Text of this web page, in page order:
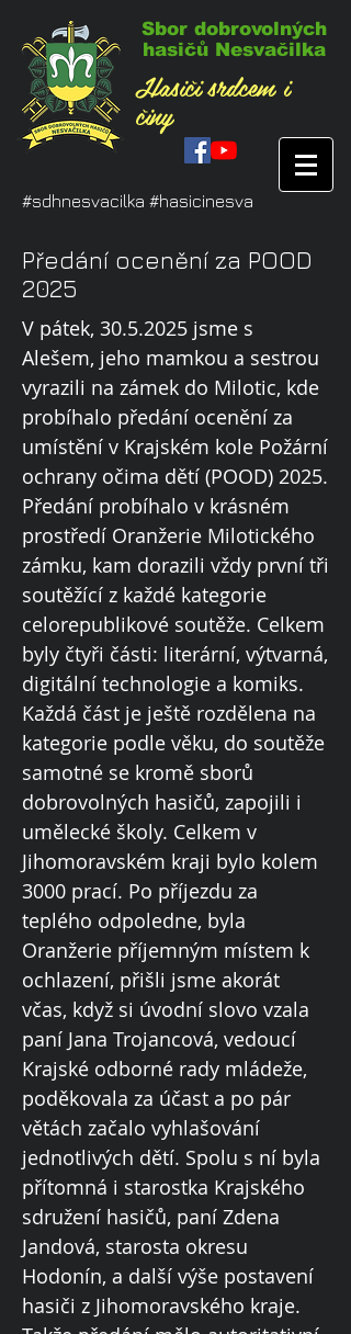
Sbor dobrovolných
hasičů Nesvačilka
Hasiči srdcem i
činy
#sdhnesvacilka #hasicinesva
Předání ocenění za POOD
2025
V pátek, 30.5.2025 jsme s
Alešem, jeho mamkou a sestrou
vyrazili na zámek do Milotic, kde
probíhalo předání ocenění za
umístění v Krajském kole Požární
ochrany očima dětí (POOD) 2025.
Předání probíhalo v krásném
prostředí Oranžerie Milotického
zámku, kam dorazili vždy první tři
soutěžící z každé kategorie
celorepublikové soutěže. Celkem
byly čtyři části: literární, výtvarná,
digitální technologie a komiks.
Každá část je ještě rozdělena na
kategorie podle věku, do soutěže
samotné se kromě sborů
dobrovolných hasičů, zapojili i
umělecké školy. Celkem v
Jihomoravském kraji bylo kolem
3000 prací. Po příjezdu za
teplého odpoledne, byla
Oranžerie příjemným místem k
ochlazení, přišli jsme akorát
včas, když si úvodní slovo vzala
paní Jana Trojancová, vedoucí
Krajské odborné rady mládeže,
poděkovala za účast a po pár
větách začalo vyhlašování
jednotlivých dětí. Spolu s ní byla
přítomná i starostka Krajského
sdružení hasičů, paní Zdena
Jandová, starosta okresu
Hodonín, a další výše postavení
hasiči z Jihomoravského kraje.